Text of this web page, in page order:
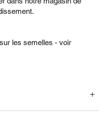
les semelles - voir